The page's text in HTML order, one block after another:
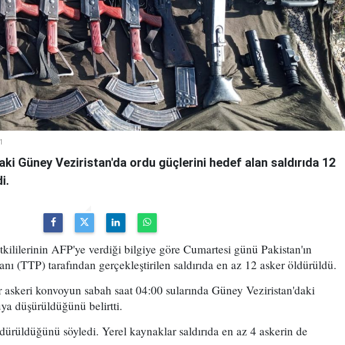
Güney Veziristan'da ordu güçlerini hedef alan saldırıda 12
AFP'ye verdiği bilgiye göre Cumartesi günü Pakistan'ın
(TTP) tarafından gerçekleştirilen saldırıda en az 12 asker öldürüldü.
konvoyun sabah saat 04:00 sularında Güney Veziristan'daki
düşürüldüğünü belirtti.
söyledi. Yerel kaynaklar saldırıda en az 4 askerin de